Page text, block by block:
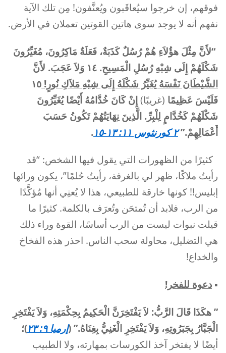
فوقهم، إن خرجوا سيُعاقَبون ويُعنَّفون! مِن تلك الآية
نفهم أنه لا يوجد سوى هاتين القوتين تعملان في الأرض.
“لأَنَّ مِثْلَ هؤُلاَءِ هُمْ رُسُلٌ كَذَبَةٌ، فَعَلَةٌ مَاكِرُونَ، مُغَيِّرُونَ
شَكْلَهُمْ إِلَى شِبْهِ رُسُلِ الْمَسِيحِ. ١٤ وَلاَ عَجَبَ. لأَنَّ
الشَّيْطَانَ نَفْسَهُ يُغَيِّرُ شَكْلَهُ إِلَى شِبْهِ مَلاَكِ نُورٍ! ١٥
فَلَيْسَ عَظِيمًا (غريبًا) إِنْ كَانَ خُدَّامُهُ أَيْضًا يُغَيِّرُونَ
شَكْلَهُمْ كَخُدَّامٍ لِلْبِرِّ. الَّذِينَ نِهَايَتُهُمْ تَكُونُ حَسَبَ
أَعْمَالِهِمْ.”٢ كورنثوس ١١: ١٣-١٥ .
كثيرًا من الظهورات التي يقول فيها الشخص: “قد
رأيتُ ملاكًا، ظهر لي بالغرفة، رأيتُ حُلمًا”، يكون ورائها
إبليس!! كونها خارقة للطبيعي، هذا لا يُعنِي أنها مُؤكَّدًا
من الرب، فلابد أن تُمتحَن وتُعرَف بالكلمة. كثيرًا ما
قيلت نبوات ليست من الرب أساسًا، القوة وراء ذلك
هي التضليل، محاولة سحب الناس. احذر هذه الفخاخ
والخداع!
▪︎ دعوة للفخر!
” هكَذَا قَالَ الرَّبُّ: لاَ يَفْتَخِرَنَّ الْحَكِيمُ بِحِكْمَتِهِ، وَلاَ يَفْتَخِرِ
الْجَبَّارُ بِجَبَرُوتِهِ، وَلاَ يَفْتَخِرِ الْغَنِيُّ بِغِنَاهُ.” (إرميا ٩: ٢٣
)؛
أيضًا لا يفتخر آخذ الكورسات بمهارته، ولا الطبيب